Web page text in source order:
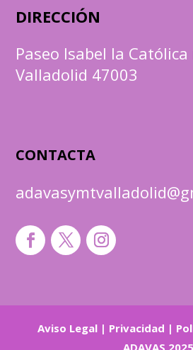
DIRECCIÓN
Paseo Isabel la Católica
Valladolid 47003
CONTACTA
Aviso Legal | Privacidad |
ADAVAS 2025